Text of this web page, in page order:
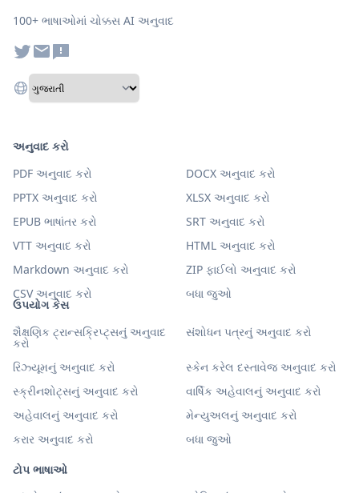
100+ ભાષાઓમાં ચોક્કસ AI અનુવાદ
ઉપયોગ કેસ
શૈક્ષણિક ટ્રાન્સક્રિપ્ટ્સનું અનુવાદ
કરો
સંશોધન પત્રનું અનુવાદ કરો
રિઝ્યૂમનું અનુવાદ કરો
સ્કેન કરેલ દસ્તાવેજ અનુવાદ કરો
સ્ક્રીનશોટ્સનું અનુવાદ કરો
વાર્ષિક અહેવાલનું અનુવાદ કરો
અહેવાલનું અનુવાદ કરો
મેન્યુઅલનું અનુવાદ કરો
કરાર અનુવાદ કરો
બધા જુઓ
ટોપ ભાષાઓ
અનુવાદ કરો
PDF અનુવાદ કરો
DOCX અનુવાદ કરો
PPTX અનુવાદ કરો
XLSX અનુવાદ કરો
EPUB ભાષાંતર કરો
SRT અનુવાદ કરો
VTT અનુવાદ કરો
HTML અનુવાદ કરો
Markdown અનુવાદ કરો
ZIP ફાઈલો અનુવાદ કરો
CSV અનુવાદ કરો
બધા જુઓ